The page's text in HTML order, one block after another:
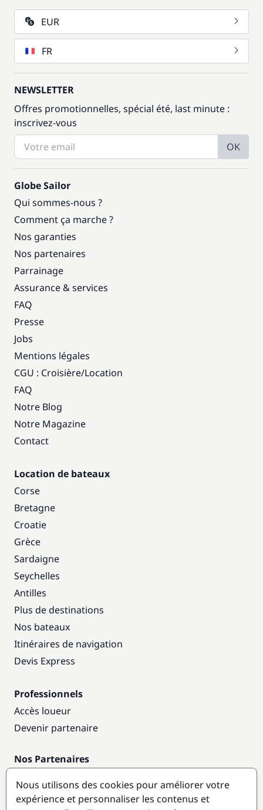
EUR
FR
NEWSLETTER
Offres promotionnelles, spécial été, last minute :
inscrivez-vous
OK
Globe Sailor
Qui sommes-nous ?
Comment ça marche ?
Nos garanties
Nos partenaires
Parrainage
Assurance & services
FAQ
Presse
Jobs
Mentions légales
CGU : Croisière/Location
FAQ
Notre Blog
Notre Magazine
Contact
Location de bateaux
Corse
Bretagne
Croatie
Grèce
Sardaigne
Seychelles
Antilles
Plus de destinations
Nos bateaux
Itinéraires de navigation
Devis Express
Professionnels
Accès loueur
Devenir partenaire
Nos Partenaires
Nous utilisons des cookies pour améliorer votre
expérience et personnaliser les contenus et